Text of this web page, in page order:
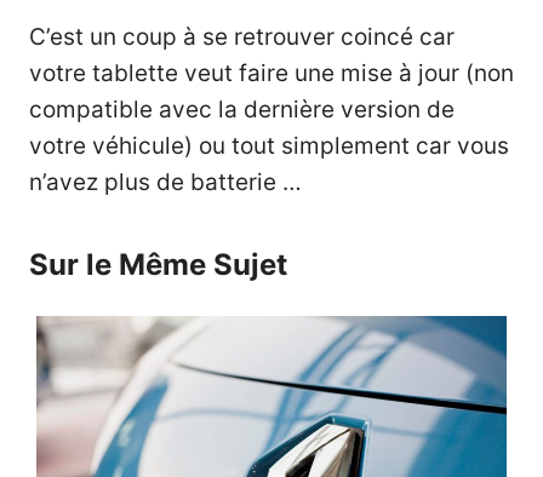
C’est un coup à se retrouver coincé car
votre tablette veut faire une mise à jour (non
compatible avec la dernière version de
votre véhicule) ou tout simplement car vous
n’avez plus de batterie …
Sur le Même Sujet